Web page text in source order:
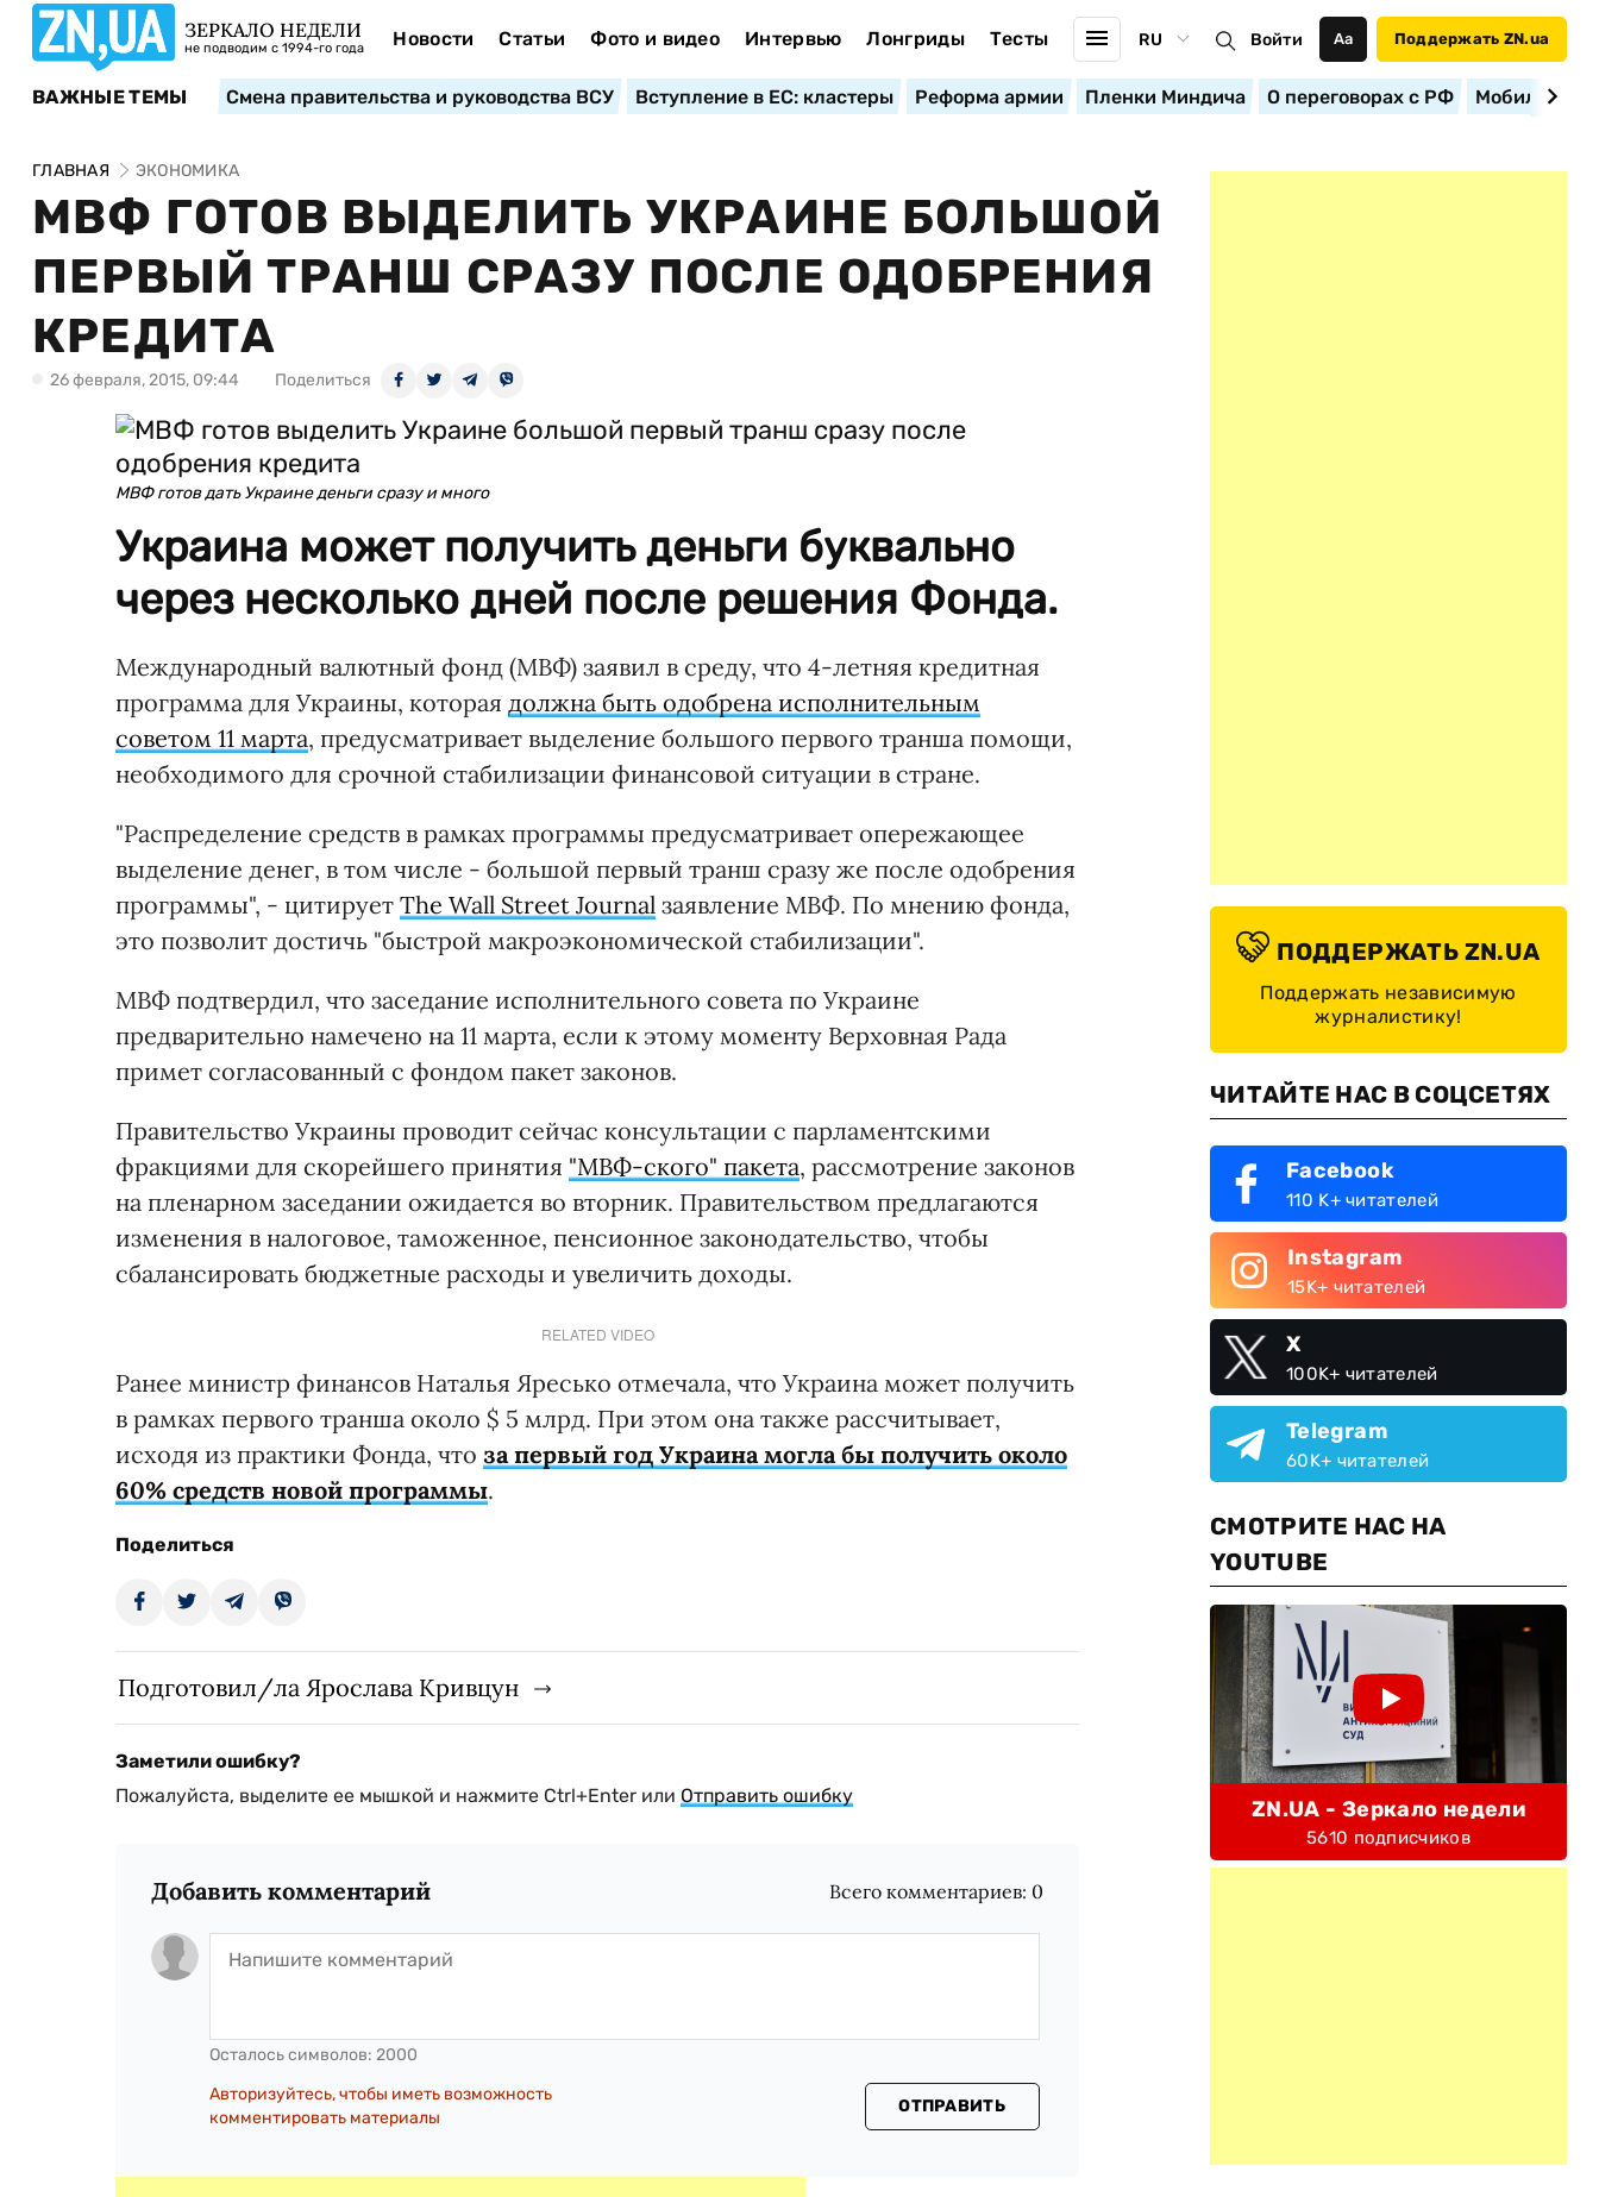
ЗЕРКАЛО НЕДЕЛИ
не подводим с 1994-го года Новости Статьи Фото и видео Интервью Лонгриды Тесты RU Войти Аа Поддержать ZN.ua
ВАЖНЫЕ ТЕМЫ Смена правительства и руководства ВСУ Вступление в ЕС: кластеры Реформа армии Пленки Миндича О переговорах с РФ
ГЛАВНАЯ ЭКОНОМИКА
МВФ ГОТОВ ВЫДЕЛИТЬ УКРАИНЕ БОЛЬШОЙ
ПЕРВЫЙ ТРАНШ СРАЗУ ПОСЛЕ ОДОБРЕНИЯ
КРЕДИТА
26 февраля, 2015, 09:44 Поделиться
МВФ готов дать Украине деньги сразу и много
Украина может получить деньги буквально
через несколько дней после решения Фонда.
Международный валютный фонд (МВФ) заявил в среду, что 4-летняя кредитная
программа для Украины, которая должна быть одобрена исполнительным
советом 11 марта, предусматривает выделение большого первого транша помощи,
необходимого для срочной стабилизации финансовой ситуации в стране.
"Распределение средств в рамках программы предусматривает опережающее
выделение денег, в том числе - большой первый транш сразу же после одобрения
программы", - цитирует The Wall Street Journal заявление МВФ. По мнению фонда,
это позволит достичь "быстрой макроэкономической стабилизации".
МВФ подтвердил, что заседание исполнительного совета по Украине
предварительно намечено на 11 марта, если к этому моменту Верховная Рада
примет согласованный с фондом пакет законов.
Правительство Украины проводит сейчас консультации с парламентскими
фракциями для скорейшего принятия "МВФ-ского" пакета, рассмотрение законов
на пленарном заседании ожидается во вторник. Правительством предлагаются
изменения в налоговое, таможенное, пенсионное законодательство, чтобы
сбалансировать бюджетные расходы и увеличить доходы.
RELATED VIDEO
Ранее министр финансов Наталья Яресько отмечала, что Украина может получить
в рамках первого транша около $ 5 млрд. При этом она также рассчитывает,
исходя из практики Фонда, что за первый год Украина могла бы получить около
60% средств новой программы.
Поделиться
Подготовил/ла Ярослава Кривцун
Заметили ошибку?
Пожалуйста, выделите ее мышкой и нажмите Ctrl+Enter или Отправить ошибку
Добавить комментарий Всего комментариев: 0
Осталось символов: 2000
Авторизуйтесь, чтобы иметь возможность
комментировать материалы
ОТПРАВИТЬ
ПОДДЕРЖАТЬ ZN.UA
Поддержать независимую
журналистику!
ЧИТАЙТЕ НАС В СОЦСЕТЯХ
Facebook
110 K+ читателей
Instagram
15K+ читателей
X
100K+ читателей
Telegram
60K+ читателей
СМОТРИТЕ НАС НА
YOUTUBE
ZN.UA - Зеркало недели
5610 подписчиков